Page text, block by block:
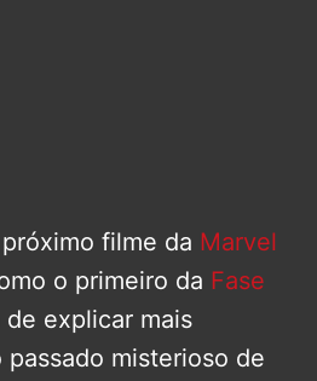
filme da Marvel
o primeiro da Fase
explicar mais
misterioso de